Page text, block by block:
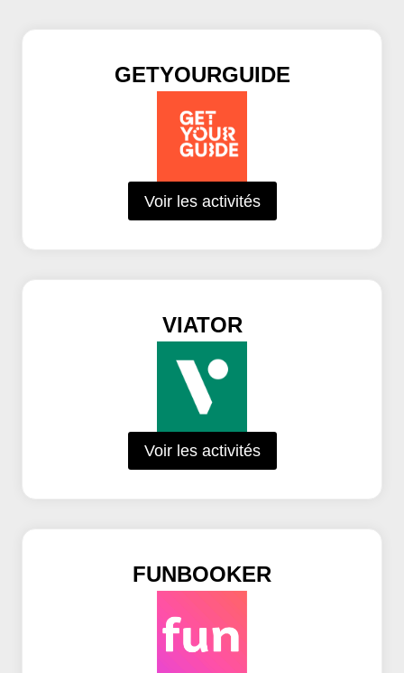
GETYOURGUIDE
Voir les activités
VIATOR
Voir les activités
FUNBOOKER